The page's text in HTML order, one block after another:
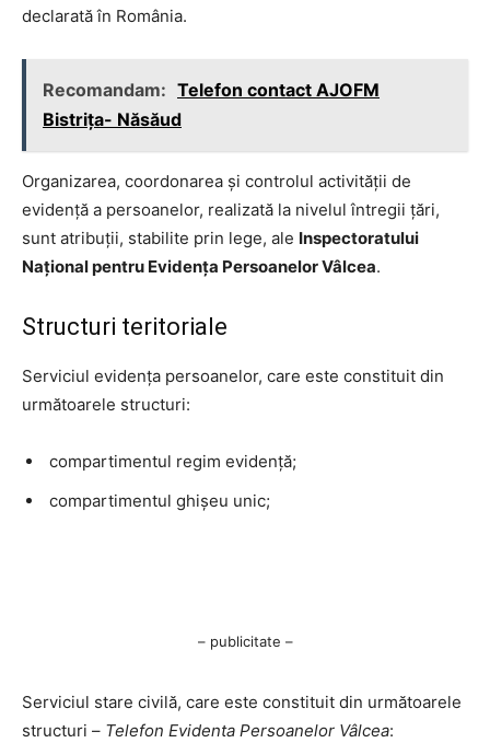
declarată în România.
Recomandam: Telefon contact AJOFM
Bistriţa- Năsăud
Organizarea, coordonarea și controlul activității de
evidență a persoanelor, realizată la nivelul întregii țări,
sunt atribuții, stabilite prin lege, ale Inspectoratului
Național pentru Evidența Persoanelor Vâlcea.
Structuri teritoriale
Serviciul evidența persoanelor, care este constituit din
următoarele structuri:
compartimentul regim evidență;
compartimentul ghișeu unic;
– publicitate –
Serviciul stare civilă, care este constituit din următoarele
structuri – Telefon Evidenta Persoanelor Vâlcea: